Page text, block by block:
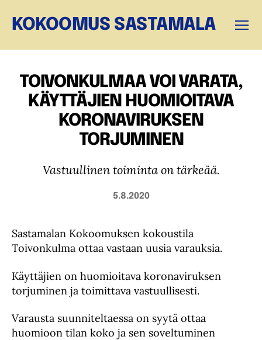
KOKOOMUS SASTAMALA
TOIVONKULMAA VOI VARATA,
KÄYTTÄJIEN HUOMIOITAVA
KORONAVIRUKSEN
TORJUMINEN
Vastuullinen toiminta on tärkeää.
5.8.2020
Sastamalan Kokoomuksen kokoustila
Toivonkulma ottaa vastaan uusia varauksia.
Käyttäjien on huomioitava koronaviruksen
torjuminen ja toimittava vastuullisesti.
Varausta suunniteltaessa on syytä ottaa
huomioon tilan koko ja sen soveltuminen